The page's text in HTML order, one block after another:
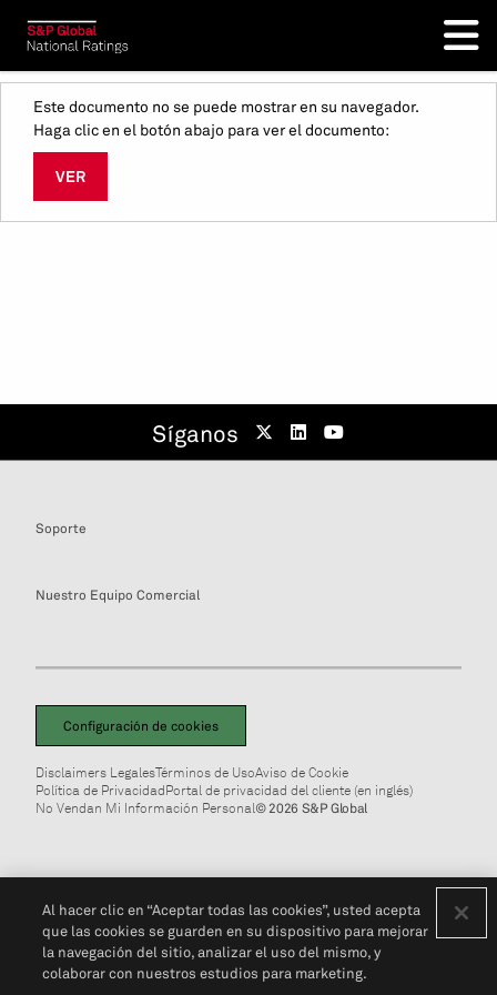
Este documento no se puede mostrar en su navegador.
Haga clic en el botón abajo para ver el documento:
VER
Síganos
Soporte
Nuestro Equipo Comercial
Configuración de cookies
Disclaimers LegalesTérminos de UsoAviso de Cookie
Política de PrivacidadPortal de privacidad del cliente (en inglés)
No Vendan Mi Información Personal© 2026 S&P Global
Al hacer clic en “Aceptar todas las cookies”, usted acepta
que las cookies se guarden en su dispositivo para mejorar
la navegación del sitio, analizar el uso del mismo, y
colaborar con nuestros estudios para marketing.